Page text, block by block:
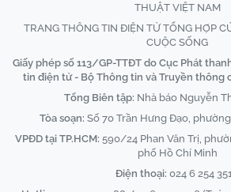
THUẬT VIỆT NAM
TRANG THÔNG TIN ĐIỆN TỬ TỔNG HỢP
CUỘC SỐNG
Giấy phép số 113/GP-TTĐT do Cục Phát
tin điện tử - Bộ Thông tin và Truyền thông
Tổng Biên tập: Nhà báo Nguyễn
Tòa soạn: Số 70 Trần Hưng Đạo,
VPĐD tại TP.HCM: 590/24 Phan Văn Trị,
phố Hồ Chí Minh
Điện thoại: 024 6 254